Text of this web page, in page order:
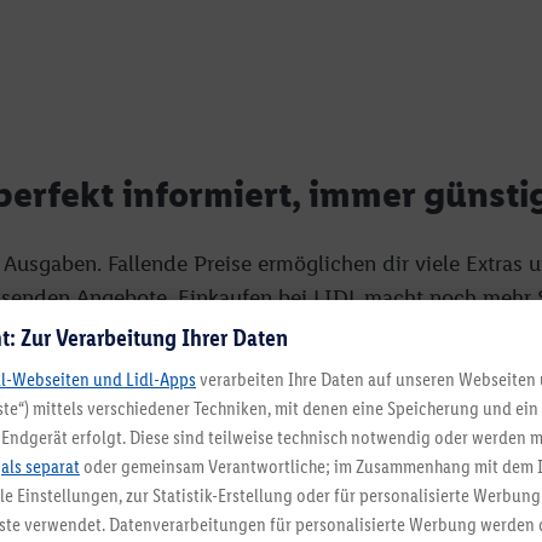
informiert, immer
Fallende Preise ermöglichen dir viele Extras
Angebote. Einkaufen bei LIDL macht noch
bist für Ostern, die Gartensaison,
und dem Newsletter!
online?
zu Hause. Hier triffst du Freunde und Bekannte
Zur Verarbeitung Ihrer Daten
Webseiten und Lidl-Apps verarbeiten Ihre Daten auf unseren Webseiten
mittels verschiedener Techniken, mit denen eine Speicherung und
erfolgt. Diese sind teilweise technisch notwendig oder werden
als separat oder gemeinsam Verantwortliche; im Zusammenhang mit dem
Einstellungen, zur Statistik-Erstellung oder für personalisierte
verwendet. Datenverarbeitungen für personalisierte Werbung werden